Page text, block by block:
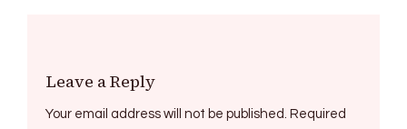
Leave a Reply
Your email address will not be published. Required